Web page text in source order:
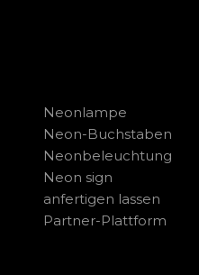
Neonlampe
Neon-Buchstaben
Neonbeleuchtung
Neon sign
anfertigen lassen
Partner-Plattform